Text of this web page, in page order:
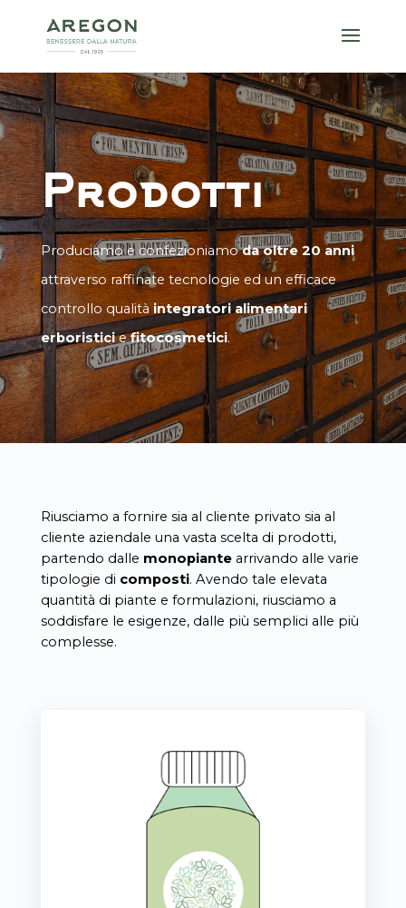
Prodotti
Produciamo e confezioniamoda oltre 20 anni
attraverso raffinate tecnologie ed un efficace
controllo qualitàintegratori alimentari
erboristiciefitocosmetici.
Riusciamo a fornire sia al cliente privato sia al
cliente aziendale una vasta scelta di prodotti,
partendo dalle monopiantearrivando alle varie
tipologie di composti. Avendo tale elevata
quantità di piante e formulazioni, riusciamo a
soddisfare le esigenze, dalle più semplici alle più
complesse.